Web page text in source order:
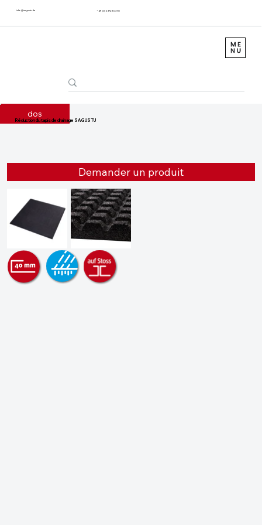
info@sagustu.de +49 (0) 6372 8031-0
dos
Demander un produit
Réduction du tapis de drainage SAGUSTU